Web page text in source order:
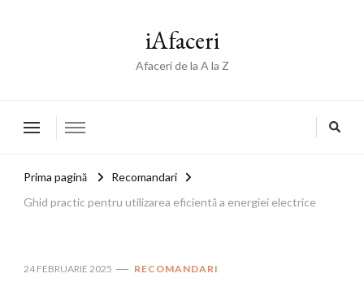
iAfaceri
Afaceri de la A la Z
Prima pagină
Recomandari
Ghid practic pentru utilizarea eficientă a energiei electrice
24 FEBRUARIE 2025 RECOMANDARI